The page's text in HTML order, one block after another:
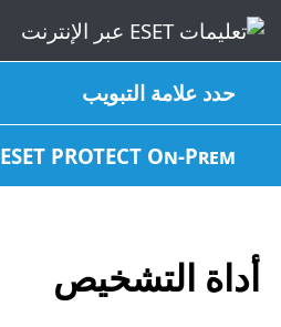
حدد علامة التبويب
ESET PROTECT On-Prem – جدول المحتويات
أداة التشخيص